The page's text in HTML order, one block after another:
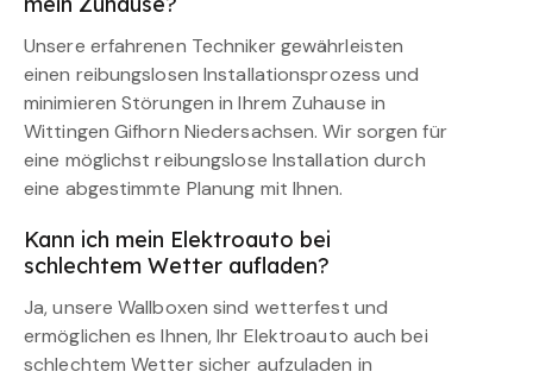
Unsere erfahrenen Techniker gewährleisten
einen reibungslosen Installationsprozess und
minimieren Störungen in Ihrem Zuhause in
Wittingen Gifhorn Niedersachsen. Wir sorgen für
eine möglichst reibungslose Installation durch
eine abgestimmte Planung mit Ihnen.
Kann ich mein Elektroauto bei
schlechtem Wetter aufladen?
Ja, unsere Wallboxen sind wetterfest und
ermöglichen es Ihnen, Ihr Elektroauto auch bei
schlechtem Wetter sicher aufzuladen in